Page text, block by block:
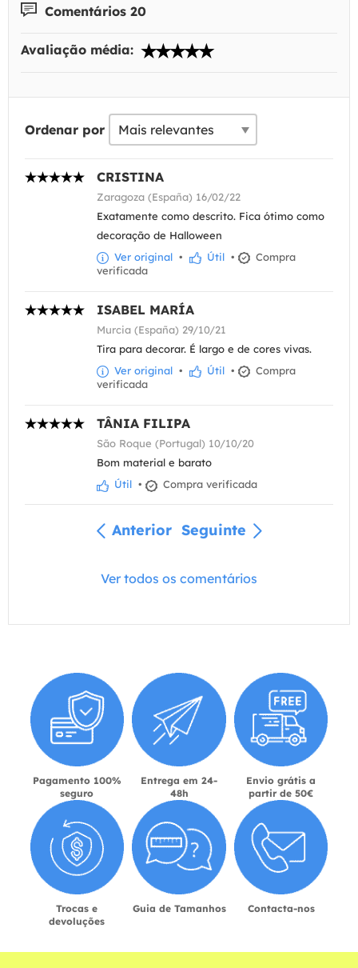
Comentários 20
Avaliação média:
Ordenar por
CRISTINA
Zaragoza (España) 16/02/22
Exatamente como descrito. Fica ótimo como
decoração de Halloween
Ver original • Útil •
Compra
verificada
ISABEL MARÍA
Murcia (España) 29/10/21
Tira para decorar. É largo e de cores vivas.
Ver original • Útil •
Compra
verificada
TÂNIA FILIPA
São Roque (Portugal) 10/10/20
Bom material e barato
Útil • Compra verificada
Anterior Seguinte
Ver todos os comentários
Pagamento 100%
seguro
Entrega em 24-
48h
Envio grátis a
partir de 50€
Trocas e
devoluções
Guia de Tamanhos Contacta-nos